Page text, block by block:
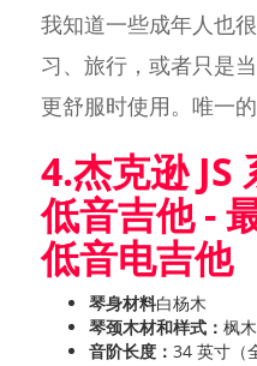
我知道一些成年人也
习、旅行，或者只是
更舒服时使用。唯一
4.杰克逊 JS
低音吉他 -
低音电吉他
琴身材料白杨木
琴颈木材和样式： 枫
音阶长度： 34 英寸（